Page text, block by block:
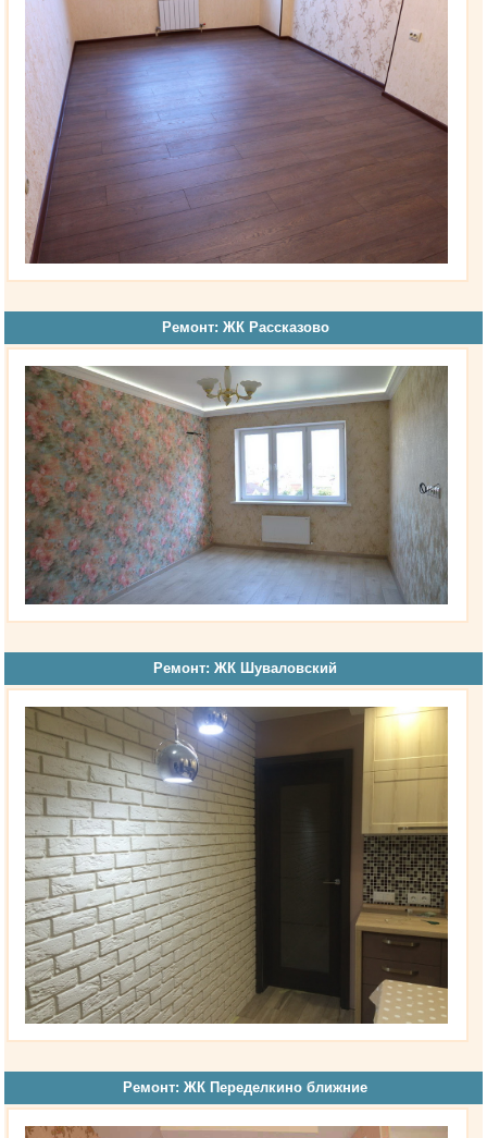
Ремонт: ЖК Рассказово
Ремонт: ЖК Шуваловский
Ремонт: ЖК Переделкино ближние